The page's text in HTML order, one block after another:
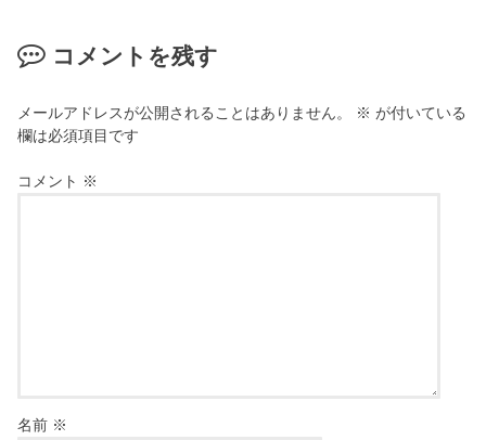
コメントを残す
メールアドレスが公開されることはありません。 ※ が付いている
欄は必須項目です
コメント ※
名前 ※